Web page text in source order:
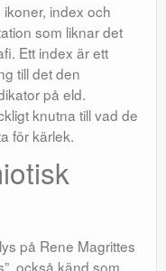
index och
som liknar det
Ett index är ett
till det den
på eld.
knutna till vad de
för kärlek.
på Rene Magrittes
också känd som